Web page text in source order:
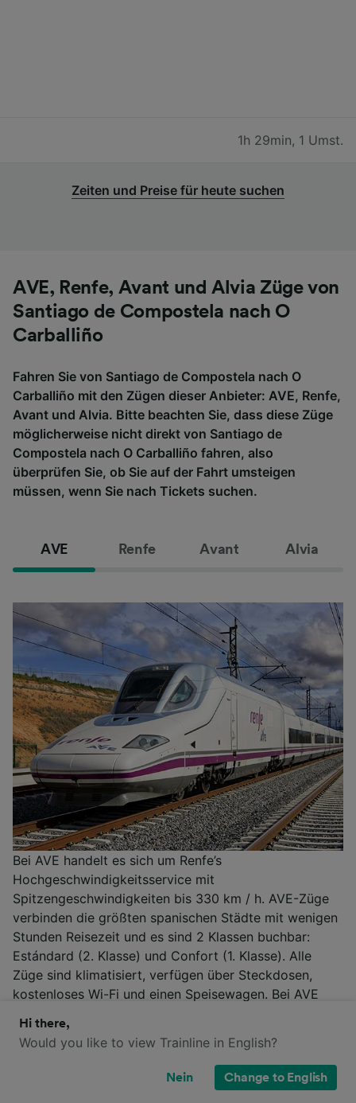
1h 29min, 1 Umst.
Zeiten und Preise für heute suchen
AVE, Renfe, Avant und Alvia Züge von
Santiago de Compostela nach O
Carballiño
Fahren Sie von Santiago de Compostela nach O
Carballiño mit den Zügen dieser Anbieter: AVE, Renfe,
Avant und Alvia. Bitte beachten Sie, dass diese Züge
möglicherweise nicht direkt von Santiago de
Compostela nach O Carballiño fahren, also
überprüfen Sie, ob Sie auf der Fahrt umsteigen
müssen, wenn Sie nach Tickets suchen.
AVE Renfe Avant Alvia
Bei AVE handelt es sich um Renfe’s
Hochgeschwindigkeitsservice mit
Spitzengeschwindigkeiten bis 330 km / h. AVE-Züge
verbinden die größten spanischen Städte mit wenigen
Stunden Reisezeit und es sind 2 Klassen buchbar:
Estándard (2. Klasse) und Confort (1. Klasse). Alle
Züge sind klimatisiert, verfügen über Steckdosen,
kostenloses Wi-Fi und einen Speisewagen. Bei AVE
aber ohne die Option zur Änderung der Sitzplätze
oder Stornierungen), Elige (Sitzplatzänderungen und
Stornierungen eingeschränkt möglich) sowie Premium
(die teuerste Option, jedoch mit Sitzplätzen in der 1.
Hi there,
Would you like to view Trainline in English?
Nein Change to English